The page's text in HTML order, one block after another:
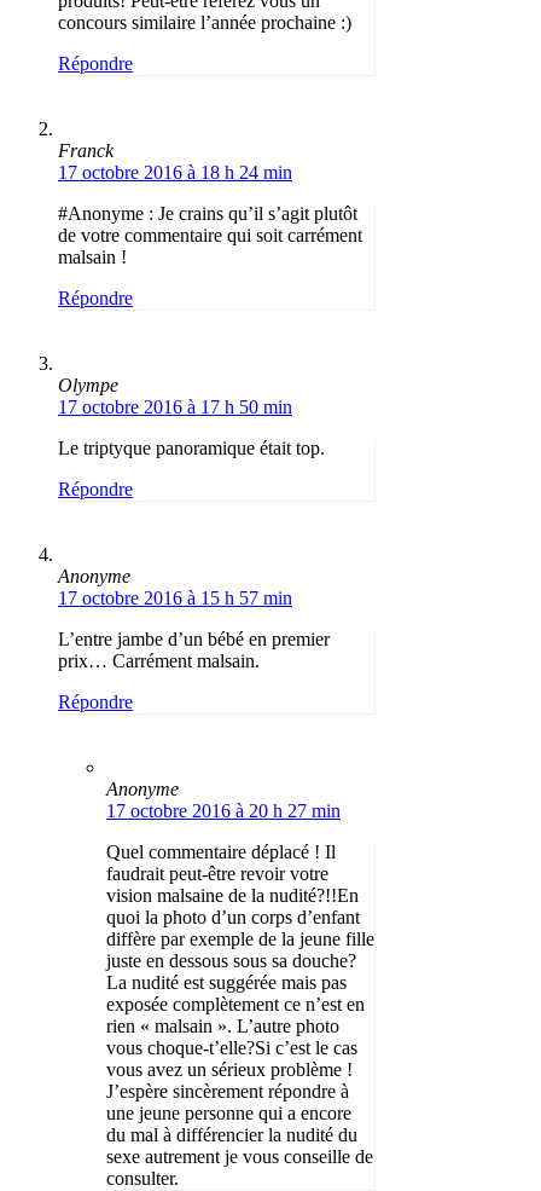
concours similaire l’année prochaine :)
Répondre
Franck
17 octobre 2016 à 18 h 24 min
#Anonyme : Je crains qu’il s’agit plutôt
de votre commentaire qui soit carrément
malsain !
Répondre
Olympe
17 octobre 2016 à 17 h 50 min
Le triptyque panoramique était top.
Répondre
Anonyme
17 octobre 2016 à 15 h 57 min
L’entre jambe d’un bébé en premier
prix… Carrément malsain.
Répondre
Anonyme
17 octobre 2016 à 20 h 27 min
Quel commentaire déplacé ! Il
faudrait peut-être revoir votre
vision malsaine de la nudité?!!En
quoi la photo d’un corps d’enfant
diffère par exemple de la jeune fille
juste en dessous sous sa douche?
La nudité est suggérée mais pas
exposée complètement ce n’est en
rien « malsain ». L’autre photo
vous choque-t’elle?Si c’est le cas
vous avez un sérieux problème !
J’espère sincèrement répondre à
une jeune personne qui a encore
du mal à différencier la nudité du
sexe autrement je vous conseille de
consulter.